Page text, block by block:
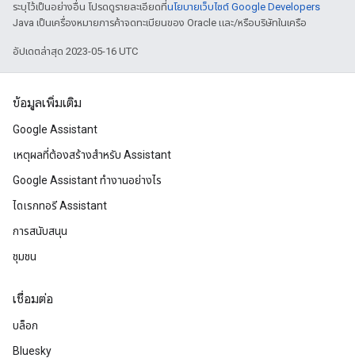
ระบุไว้เป็นอย่างอื่น โปรดดูรายละเอียดที่นโยบายเว็บไซต์ Google Developers
Java เป็นเครื่องหมายการค้าจดทะเบียนของ Oracle และ/หรือบริษัทในเครือ
อัปเดตล่าสุด 2023-05-16 UTC
ข้อมูลเพิ่มเติม
Google Assistant
เหตุผลที่ต้องสร้างสําหรับ Assistant
Google Assistant ทำงานอย่างไร
ไดเรกทอรี Assistant
การสนับสนุน
ชุมชน
เชื่อมต่อ
บล็อก
Bluesky